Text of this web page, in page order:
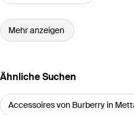
Mehr anzeigen
Ähnliche Suchen
Accessoires von Burberry in